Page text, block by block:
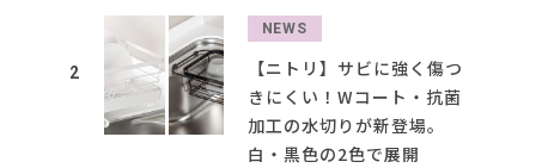
2
NEWS
【ニトリ】サビに強く傷つ
きにくい！Wコート・抗菌
加工の水切りが新登場。
白・黒色の2色で展開